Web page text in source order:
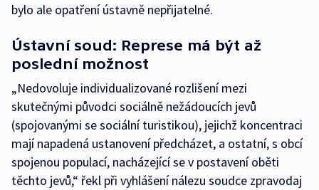
bylo ale opatření ústavně nepřijatelné.
Ústavní soud: Represe má být až
poslední možnost
„Nedovoluje individualizované rozlišení mezi
skutečnými původci sociálně nežádoucích jevů
(spojovanými se sociální turistikou), jejichž koncentraci
mají napadená ustanovení předcházet, a ostatní, s obcí
spojenou populací, nacházející se v postavení oběti
těchto jevů,“ řekl při vyhlášení nálezu soudce zpravodaj